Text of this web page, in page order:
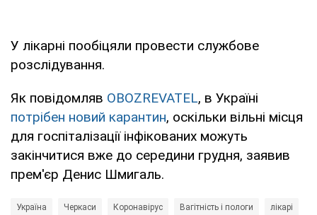
У лікарні пообіцяли провести службове
розслідування.
Як повідомляв OBOZREVATEL, в Україні
потрібен новий карантин, оскільки вільні місця
для госпіталізації інфікованих можуть
закінчитися вже до середини грудня, заявив
прем'єр Денис Шмигаль.
Україна Черкаси Коронавірус Вагітність і пологи лікарі